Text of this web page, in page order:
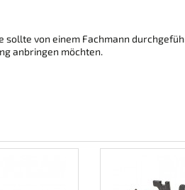
sollte von einem Fachmann
anbringen möchten.